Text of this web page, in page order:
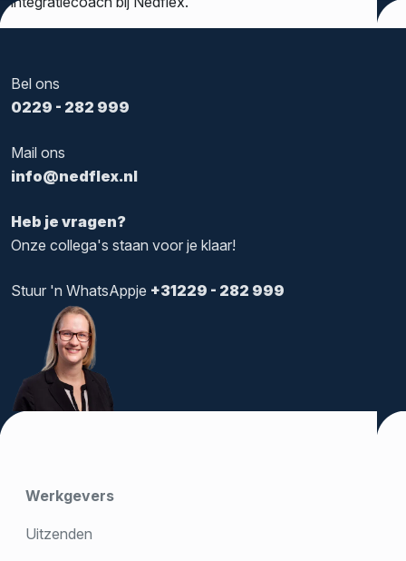
Heb je vragen?
Onze collega's staan voor je klaar!
Bel ons
0229 - 282 999
Mail ons
info@nedflex.nl
Stuur 'n WhatsAppje +31229 - 282 999
Werkgevers
Uitzenden